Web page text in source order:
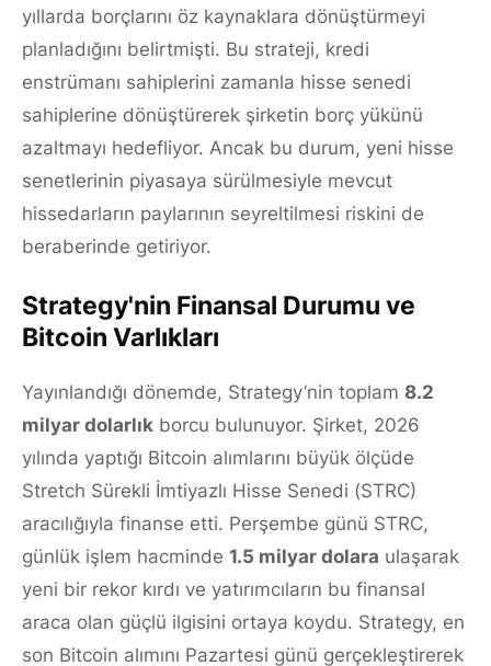
yıllarda borçlarını öz kaynaklara dönüştürmeyi
planladığını belirtmişti. Bu strateji, kredi
enstrümanı sahiplerini zamanla hisse senedi
sahiplerine dönüştürerek şirketin borç yükünü
azaltmayı hedefliyor. Ancak bu durum, yeni hisse
senetlerinin piyasaya sürülmesiyle mevcut
hissedarların paylarının seyreltilmesi riskini de
beraberinde getiriyor.
Strategy'nin Finansal Durumu ve
Bitcoin Varlıkları
Yayınlandığı dönemde, Strategy’nin toplam 8.2
milyar dolarlık borcu bulunuyor. Şirket, 2026
yılında yaptığı Bitcoin alımlarını büyük ölçüde
Stretch Sürekli İmtiyazlı Hisse Senedi (STRC)
aracılığıyla finanse etti. Perşembe günü STRC,
günlük işlem hacminde 1.5 milyar dolara ulaşarak
yeni bir rekor kırdı ve yatırımcıların bu finansal
araca olan güçlü ilgisini ortaya koydu. Strategy, en
son Bitcoin alımını Pazartesi günü gerçekleştirerek